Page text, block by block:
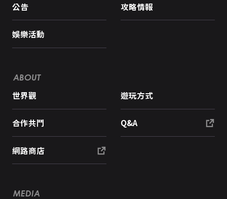
公告 攻略情報
娛樂活動
ABOUT
世界觀 遊玩方式
合作共鬥 Q&A
網路商店
MEDIA